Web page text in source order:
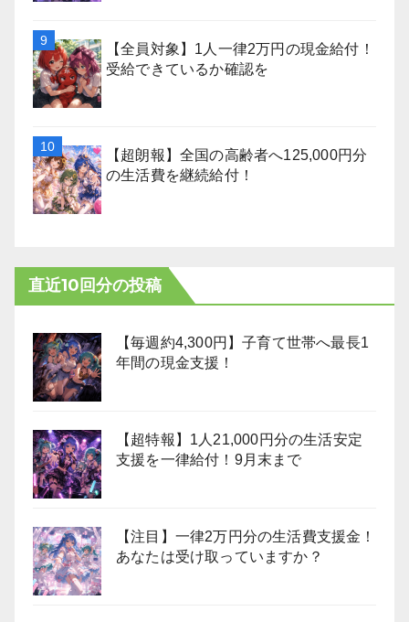
【全員対象】1人一律2万円の現金給付！
受給できているか確認を
【超朗報】全国の高齢者へ125,000円分
の生活費を継続給付！
直近10回分の投稿
【毎週約4,300円】子育て世帯へ最長1
年間の現金支援！
【超特報】1人21,000円分の生活安定
支援を一律給付！9月末まで
【注目】一律2万円分の生活費支援金！
あなたは受け取っていますか？